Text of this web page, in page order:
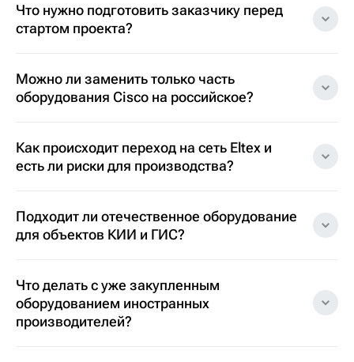
Что нужно подготовить заказчику перед
стартом проекта?
Можно ли заменить только часть
оборудования Cisco на российское?
Как происходит переход на сеть Eltex и
есть ли риски для производства?
Подходит ли отечественное оборудование
для объектов КИИ и ГИС?
Что делать с уже закупленным
оборудованием иностранных
производителей?